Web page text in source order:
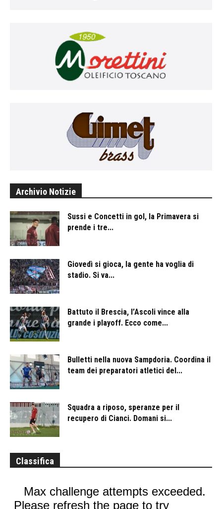
Archivio Notizie
Sussi e Concetti in gol, la Primavera si
prende i tre...
Giovedì si gioca, la gente ha voglia di
stadio. Si va...
Battuto il Brescia, l’Ascoli vince alla
grande i playoff. Ecco come...
Bulletti nella nuova Sampdoria. Coordina il
team dei preparatori atletici del...
Squadra a riposo, speranze per il
recupero di Cianci. Domani si...
Classifica